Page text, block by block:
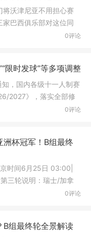
沃津尼亚不用担心赛
家巴西俱乐部对这位同
0评论
限时发球”等多项调整
，国内各级十一人制赛
2027》，落实全部修
0评论
杯冠军！B组最终
时间6月25日 03:00|
三轮说明：瑞士/加拿
0评论
组最终轮全景解读